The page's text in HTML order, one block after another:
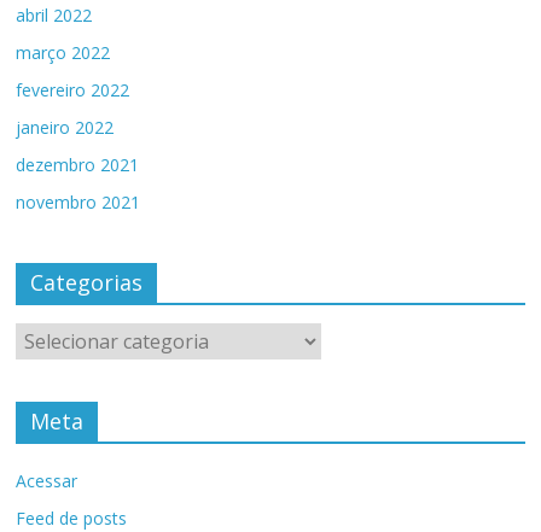
abril 2022
março 2022
fevereiro 2022
janeiro 2022
dezembro 2021
novembro 2021
Categorias
Categorias
Meta
Acessar
Feed de posts